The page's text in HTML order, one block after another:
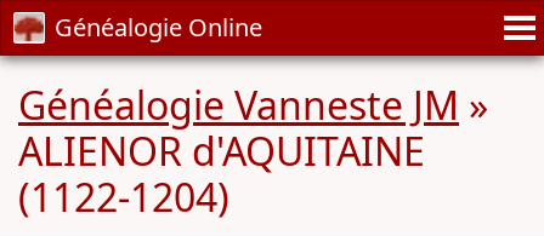
Généalogie Online
Généalogie Vanneste JM »
ALIENOR d'AQUITAINE
(1122-1204)